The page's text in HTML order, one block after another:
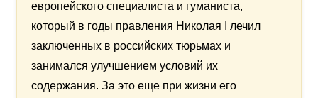
европейского специалиста и гуманиста,
который в годы правления Николая I лечил
заключенных в российских тюрьмах и
занимался улучшением условий их
содержания. За это еще при жизни его